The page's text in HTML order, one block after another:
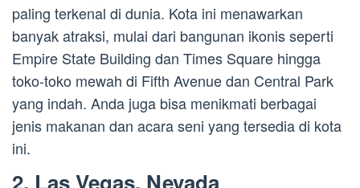
paling terkenal di dunia. Kota ini menawarkan
banyak atraksi, mulai dari bangunan ikonis seperti
Empire State Building dan Times Square hingga
toko-toko mewah di Fifth Avenue dan Central Park
yang indah. Anda juga bisa menikmati berbagai
jenis makanan dan acara seni yang tersedia di kota
ini.